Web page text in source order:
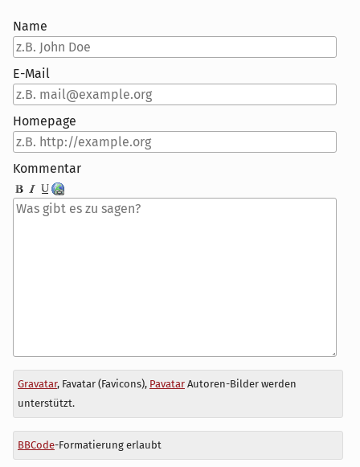
Name
E-Mail
Homepage
Kommentar
Antwort
zu
Gravatar, Favatar (Favicons), PavatarAutoren-Bilder werden
unterstützt.
BBCode-Formatierung erlaubt